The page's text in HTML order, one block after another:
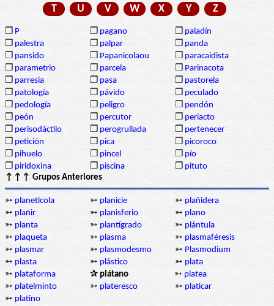
T
U V W X Y Z
❒ P ❒ pagano ❒ paladín
❒ palestra ❒ palpar ❒ panda
❒ pansido ❒ Papanicolaou ❒ paracaidista
❒ parametrio ❒ parcela ❒ Parinacota
❒ parresia ❒ pasa ❒ pastorela
❒ patología ❒ pávido ❒ peculado
❒ pedología ❒ peligro ❒ pendón
❒ peón ❒ percutor ❒ periacto
❒ perisodáctilo ❒ perogrullada ❒ pertenecer
❒ petición ❒ pica ❒ picoroco
❒ pihuelo ❒ pincel ❒ pío
❒ piridoxina ❒ piscina ❒ pituto
↑↑↑ Grupos Anteriores
➳ planetícola ➳ planicie ➳ plañidera
➳ plañir ➳ planisferio ➳ plano
➳ planta ➳ plantígrado ➳ plántula
➳ plaqueta ➳ plasma ➳ plasmaféresis
➳ plasmar ➳ plasmodesmo ➳ Plasmodium
➳ plasta ➳ plástico ➳ plata
➳ plataforma ✰ plátano ➳ platea
➳ platelminto ➳ plateresco ➳ platicar
➳ platino